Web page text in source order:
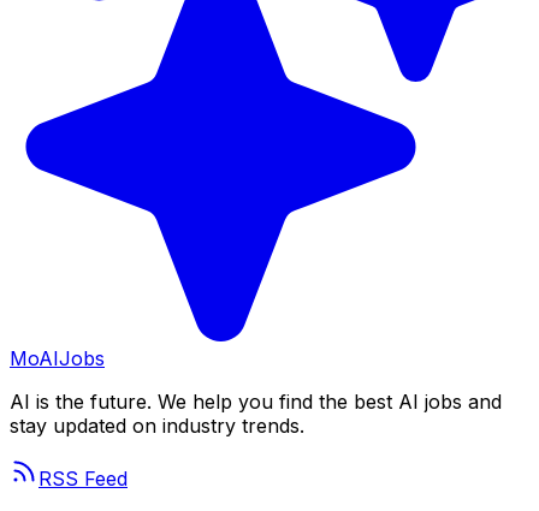
MoAIJobs
AI is the future. We help you find the best AI jobs and
stay updated on industry trends.
RSS Feed